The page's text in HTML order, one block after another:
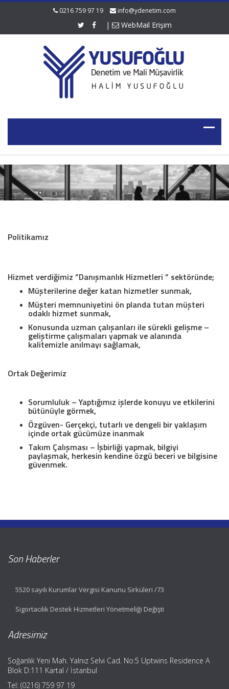
0216 759 97 19 info@ydenetim.com
| WebMail Erişim
Politikamız
Hizmet verdiğimiz ”Danışmanlık Hizmetleri ” sektöründe;
Müşterilerine değer katan hizmetler sunmak,
Müşteri memnuniyetini ön planda tutan müşteri
odaklı hizmet sunmak,
Konusunda uzman çalışanları ile sürekli gelişme –
geliştirme çalışmaları yapmak ve alanında
kalitemizle anılmayı sağlamak,
Ortak Değerimiz
Sorumluluk – Yaptığımız işlerde konuyu ve etkilerini
bütünüyle görmek,
Özgüven- Gerçekçi, tutarlı ve dengeli bir yaklaşım
içinde ortak gücümüze inanmak
Takım Çalışması – İşbirliği yapmak, bilgiyi
paylaşmak, herkesin kendine özgü beceri ve bilgisine
güvenmek.
Son Haberler
5520 sayılı Kurumlar Vergisi Kanunu Sirküleri /73
Sigortacılık Destek Hizmetleri Yönetmeliği Değişti
Adresimiz
Soğanlık Yeni Mah. Yalnız Selvi Cad. No:5 Uptwins Residence A
Blok D:111 Kartal / İstanbul
Tel: (0216) 759 97 19